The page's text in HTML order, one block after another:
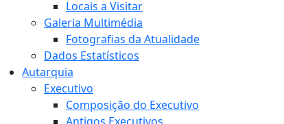
Locais a Visitar
Galeria Multimédia
Fotografias da Atualidade
Dados Estatísticos
Autarquia
Executivo
Composição do Executivo